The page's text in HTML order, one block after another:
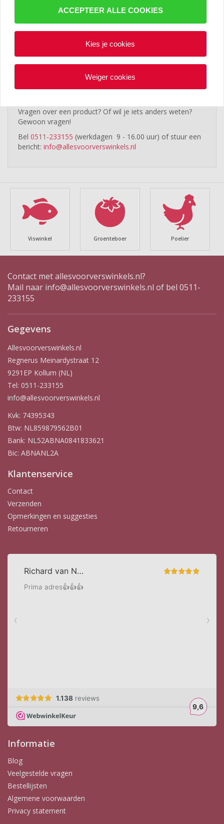
Lid van Webwinkelkeur, de beste service
check_circle 60 jaar ervaring
Gratis verzending Nederland vanaf €225,-ex. btw
(Gratis verzending Belgie vanaf €399,-)
Vragen over een product? Of wil je iets anders weten?
Gewoon vragen!
Bel 0511-233155 (werkdagen 9 - 16.00 uur) of stuur een
bericht: info@allesvoorverswinkels.nl
Viswinkel Groenteboer Poelier
Contact met allesvoorverswinkels.nl?
Mail naar info@allesvoorverswinkels.nl of bel 0511-
233155
Gegevens
Allesvoorverswinkels.nl
Regnerus Meinardystraat 12
9291EP Kollum (NL)
Tel: 0511-233155
info@allesvoorverswinkels.nl
Kvk: 74395343
Btw: NL859879562B01
Bank: NL52ABNA0841833621
Bic: ABNANL2A
Klantenservice
Contact
Verzenden
Opmerkingen en suggesties
Retourneren
Informatie
Blog
Veelgestelde vragen
Bestellijsten
Algemene voorwaarden
Privacy statement
ACCEPTEER ALLE COOKIES
Kies je cookies
Weiger cookies